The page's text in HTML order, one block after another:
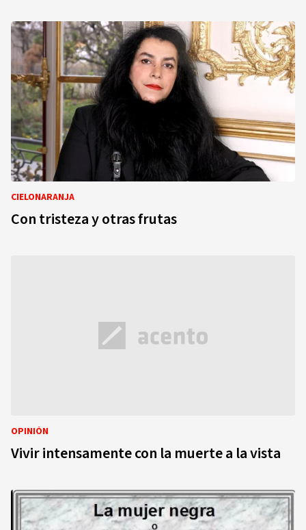
CIELONARANJA
Con tristeza y otras frutas
OPINIÓN
Vivir intensamente con la muerte a la vista